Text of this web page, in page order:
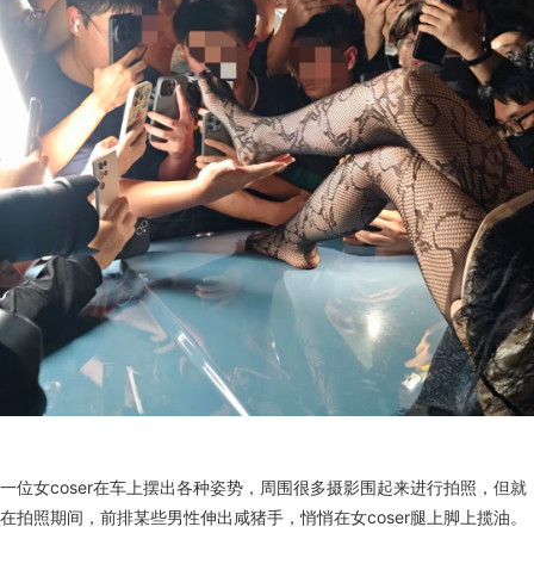
一位女coser在车上摆出各种姿势，周围很多摄影围起来进行拍照，但就
在拍照期间，前排某些男性伸出咸猪手，悄悄在女coser腿上脚上揽油。